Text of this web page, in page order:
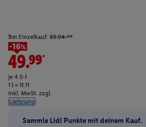
Bei Einzelkauf: 59.94 **
-16%
49.99*
je 4.5-l
1 l = 11.11
inkl. MwSt. zzgl.
Lieferung
Sammle Lidl Punkte mit deinem Kauf.